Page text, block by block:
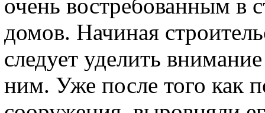
очень востребованным в
домов. Начиная
следует уделить
ним. Уже после того как